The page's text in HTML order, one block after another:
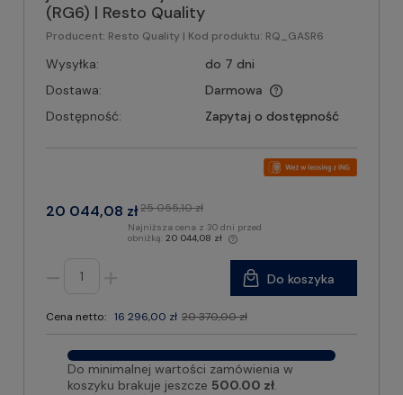
(RG6) | Resto Quality
Producent: Resto Quality | Kod produktu: RQ_GASR6
Wysyłka:
do 7 dni
Dostawa:
Darmowa
Dostępność:
Zapytaj o dostępność
20 044,08 zł25 055,10 zł
Najniższa cena z 30 dni przed
obniżką: 20 044,08 zł
Cena netto: 16 296,00 zł 20 370,00 zł
Do koszyka
Do minimalnej wartości zamówienia w
koszyku brakuje jeszcze 500.00 zł.